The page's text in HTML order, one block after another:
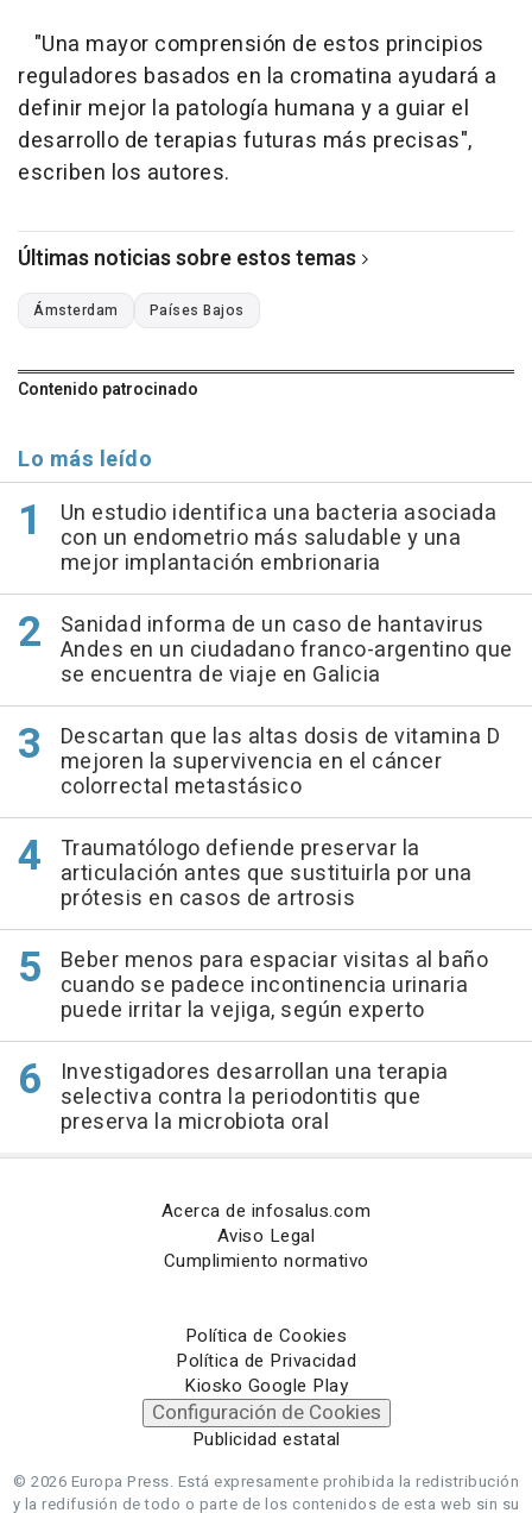
"Una mayor comprensión de estos principios
reguladores basados en la cromatina ayudará a
definir mejor la patología humana y a guiar el
desarrollo de terapias futuras más precisas",
escriben los autores.
Últimas noticias sobre estos temas
Ámsterdam Países Bajos
Contenido patrocinado
Lo más leído
Un estudio identifica una bacteria asociada
con un endometrio más saludable y una
mejor implantación embrionaria
Sanidad informa de un caso de hantavirus
Andes en un ciudadano franco-argentino que
se encuentra de viaje en Galicia
Descartan que las altas dosis de vitamina D
mejoren la supervivencia en el cáncer
colorrectal metastásico
Traumatólogo defiende preservar la
articulación antes que sustituirla por una
prótesis en casos de artrosis
Beber menos para espaciar visitas al baño
cuando se padece incontinencia urinaria
puede irritar la vejiga, según experto
Investigadores desarrollan una terapia
selectiva contra la periodontitis que
preserva la microbiota oral
Acerca de infosalus.com
Aviso Legal
Cumplimiento normativo
Política de Cookies
Política de Privacidad
Kiosko Google Play
Configuración de Cookies
Publicidad estatal
© 2026 Europa Press. Está expresamente prohibida la redistribución
y la redifusión de todo o parte de los contenidos de esta web sin su